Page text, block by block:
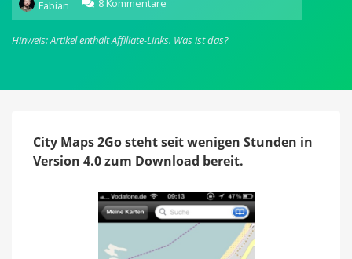
Fabian
8 Kommentare
City
2Go:
in
Hinweis: Artikel enthält Affiliate-Links. Was ist das?
City Maps 2Go steht seit wenigen Stunden in
Version 4.0 zum Download bereit.